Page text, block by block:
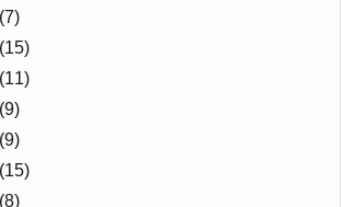
(7)
(15)
(11)
(9)
(9)
(15)
(8)